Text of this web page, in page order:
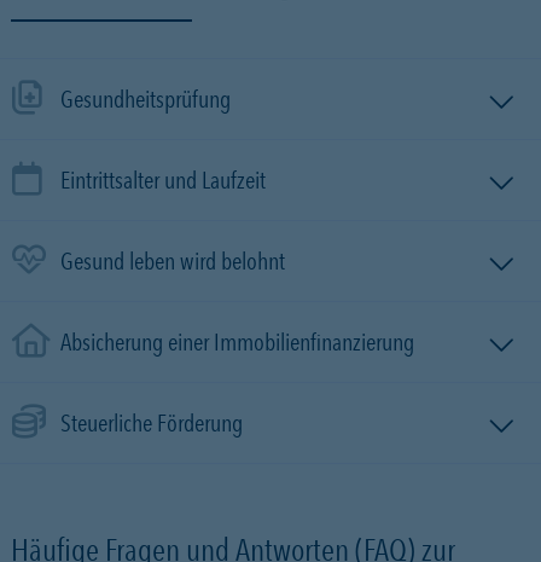
Gesundheitsprüfung
Eintrittsalter und Laufzeit
Gesund leben wird belohnt
Absicherung einer Immobilien­finanzierung
Steuerliche Förderung
Häufige Fragen und Antworten (FAQ) zur